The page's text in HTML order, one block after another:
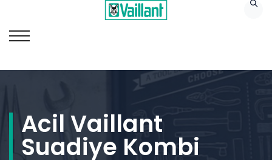
Acil Vaillant
Suadiye Kombi